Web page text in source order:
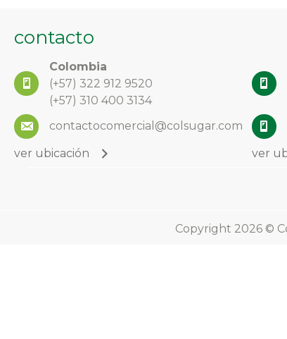
contacto
Colombia
(+57) 322 912 9520
(+57) 310 400 3134
contactocomercial@colsugar.com
ver ubicación ver
Copyright 2026 ©